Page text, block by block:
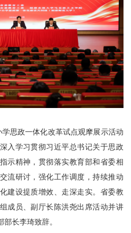
思政一体化改革试点观摩展示活动
入学习贯彻习近平总书记关于思政
示精神，贯彻落实教育部和省委相
流研讨，强化工作调度，持续推动
建设提质增效、走深走实。省委教
成员、副厅长陈洪尧出席活动并讲
长李琦致辞。